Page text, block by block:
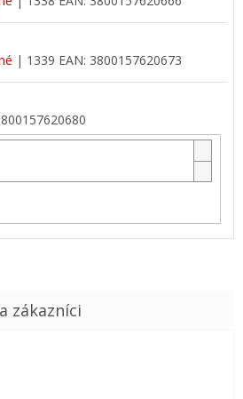
| 1339 EAN: 3800157620673
obchodu je 5 z 5 hviezdičiek.